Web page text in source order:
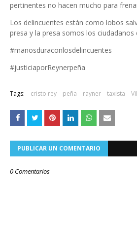
pertinentes no hacen mucho para
Los delincuentes están como lobos
presa y la presa somos los
#manosduraconlosdelincuentes
#justiciaporReynerpeña
Tags: cristo rey peña rayner taxista
PUBLICAR UN COMENTARIO
0 Comentarios